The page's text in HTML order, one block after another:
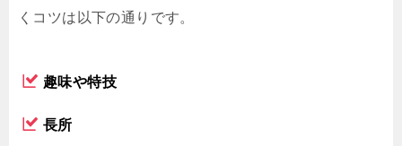
くコツは以下の通りです。
趣味や特技
長所